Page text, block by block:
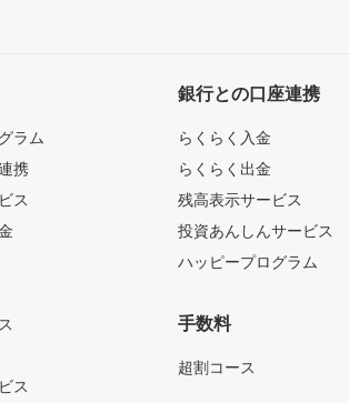
ラム
携
ス
ス
銀行との口座連携
らくらく入金
らくらく出金
残高表示サービス
投資あんしんサービス
ハッピープログラム
手数料
超割コース